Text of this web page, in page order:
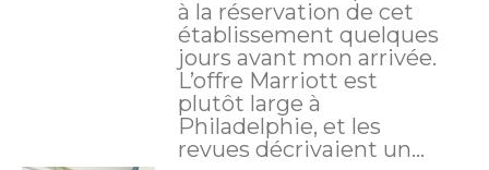
à la réservation de cet
établissement quelques
jours avant mon arrivée.
L’offre Marriott est
plutôt large à
Philadelphie, et les
revues décrivaient un...